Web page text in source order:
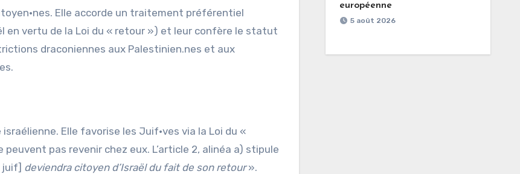
Elle accorde un traitement préférentiel
en vertu de la Loi du « retour ») et leur confère le statut
draconiennes aux Palestinien.nes et aux
Elle favorise les Juif·ves via la Loi du «
pas revenir chez eux. L’article 2, alinéa a) stipule
juif] deviendra citoyen d’Israël du fait de son retour».
européenne
5 août 2026